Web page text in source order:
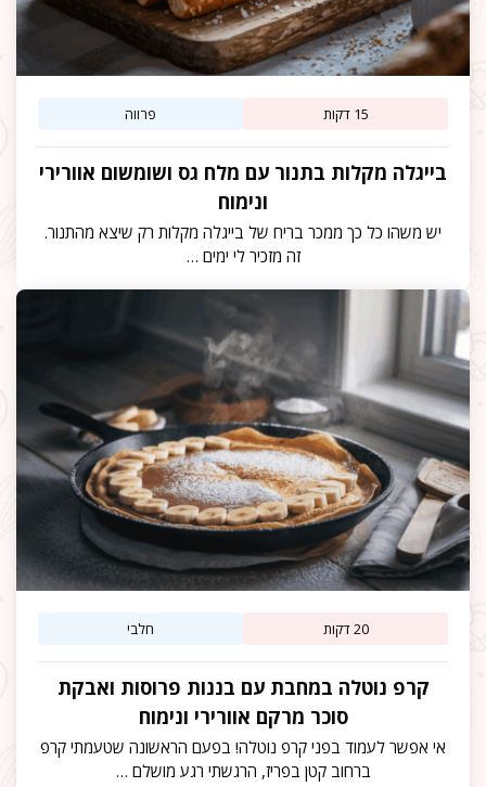
15 דקות פרווה
בייגלה מקלות בתנור עם מלח גס ושומשום אוורירי
ונימוח
יש משהו כל כך ממכר בריח של בייגלה מקלות רק שיצא מהתנור.
זה מזכיר לי ימים …
20 דקות חלבי
קרפ נוטלה במחבת עם בננות פרוסות ואבקת
סוכר מרקם אוורירי ונימוח
אי אפשר לעמוד בפני קרפ נוטלה! בפעם הראשונה שטעמתי קרפ
ברחוב קטן בפריז, הרגשתי רגע מושלם …